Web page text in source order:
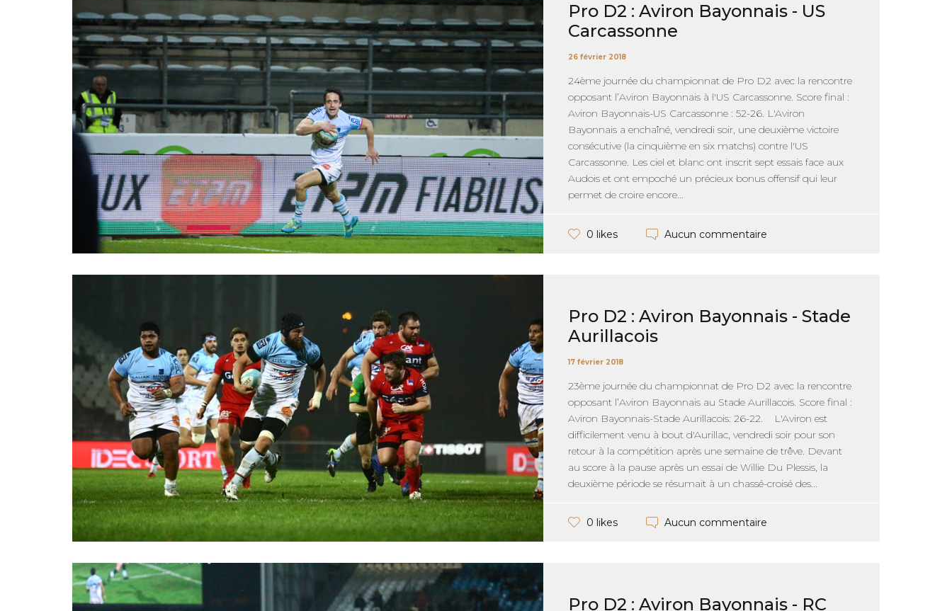
Pro D2 : Aviron Bayonnais - US
Carcassonne
26 février 2018
24ème journée du championnat de Pro D2 avec la rencontre
opposant l’Aviron Bayonnais à l'US Carcassonne. Score final :
Aviron Bayonnais-US Carcassonne : 52-26. L'Aviron
Bayonnais a enchaîné, vendredi soir, une deuxième victoire
consécutive (la cinquième en six matchs) contre l'US
Carcassonne. Les ciel et blanc ont inscrit sept essais face aux
Audois et ont empoché un précieux bonus offensif qui leur
permet de croire encore...
0 likes Aucun commentaire
Pro D2 : Aviron Bayonnais - Stade
Aurillacois
17 février 2018
23ème journée du championnat de Pro D2 avec la rencontre
opposant l’Aviron Bayonnais au Stade Aurillacois. Score final :
Aviron Bayonnais-Stade Aurillacois: 26-22. L'Aviron est
difficilement venu à bout d'Aurillac, vendredi soir pour son
retour à la compétition après une semaine de trêve. Devant
au score à la pause après un essai de Willie Du Plessis, la
deuxième période se résumait à un chassé-croisé des...
0 likes Aucun commentaire
Pro D2 : Aviron Bayonnais - RC